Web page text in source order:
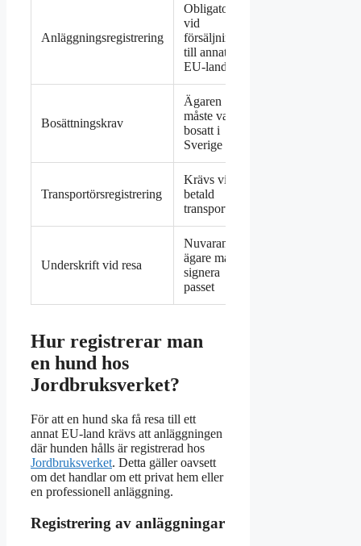
Anläggningsregistrering
Obligatorisk
vid
försäljning
till annat
EU-land
Bosättningskrav
Ägaren
måste vara
bosatt i
Sverige
Transportörsregistrering
Krävs vid
betald
transport
Underskrift vid resa
Nuvarande
ägare måste
signera
passet
Hur registrerar man
en hund hos
Jordbruksverket?
För att en hund ska få resa till ett
annat EU-land krävs att anläggningen
där hunden hålls är registrerad hos
Jordbruksverket. Detta gäller oavsett
om det handlar om ett privat hem eller
en professionell anläggning.
Registrering av anläggningar